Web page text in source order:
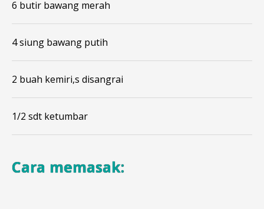
6 butir bawang merah
4 siung bawang putih
2 buah kemiri,s disangrai
1/2 sdt ketumbar
Cara memasak: